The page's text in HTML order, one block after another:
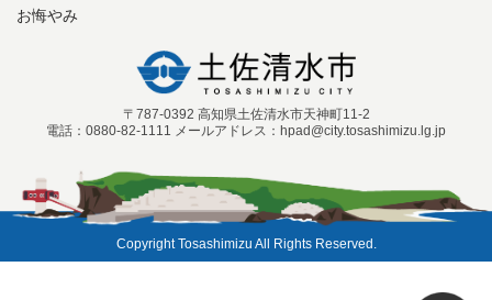
お悔やみ
〒787-0392 高知県土佐清水市天神町11-2
電話：0880-82-1111 メールアドレス：hpad@city.tosashimizu.lg.jp
Copyright Tosashimizu All Rights Reserved.